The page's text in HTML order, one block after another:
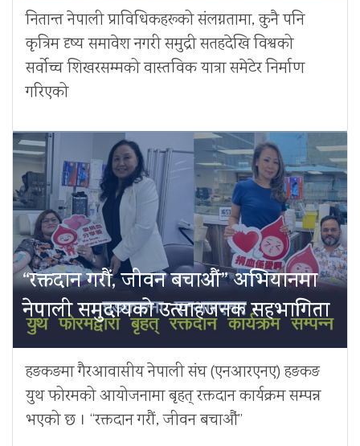
नितान्त नेपाली प्राविधिकहरूको संलग्नतामा, कुनै पनि
कृत्रिम दृष्य समावेश नगरी समुद्री सतहदेखि विश्वको
सर्वोच्च शिखरसम्मको वास्तविक यात्रा समेटेर निर्माण
गरिएको
“रक्तदान गरौं, जीवन बचाऔं” अभियानमा
नेपाली समुदायको उत्साहजनक सहभागिता
हङकङमा गैरआवासीय नेपाली संघ (एनआरएनए) हङकङ
युथ फोरमको आयोजनामा बृहत् रक्तदान कार्यक्रम सम्पन्न
भएको छ । “रक्तदान गरौं, जीवन बचाऔं”